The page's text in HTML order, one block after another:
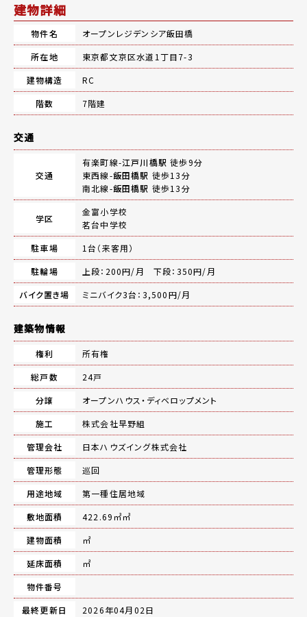
建物詳細
物件名
オープンレジデンシア飯田橋
所在地
東京都文京区水道1丁目7-3
建物構造
RC
階数
7階建
交通
交通
有楽町線-江戸川橋駅 徒歩9分
東西線-飯田橋駅 徒歩13分
南北線-飯田橋駅 徒歩13分
学区
金富小学校
茗台中学校
駐車場
1台（来客用）
駐輪場
上段：200円/月 下段：350円/月
バイク置き場
ミニバイク3台：3,500円/月
建築物情報
権利
所有権
総戸数
24戸
分譲
オープンハウス・ディベロップメント
施工
株式会社早野組
管理会社
日本ハウズイング株式会社
管理形態
巡回
用途地域
第一種住居地域
敷地面積
422.69㎡㎡
建物面積
㎡
延床面積
㎡
物件番号
最終更新日
2026年04月02日